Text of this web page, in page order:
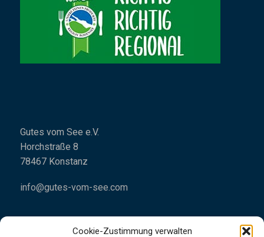
Cookie-Zustimmung verwalten
Gutes vom See e.V.
Horchstraße 8
78467 Konstanz
info@gutes-vom-see.com